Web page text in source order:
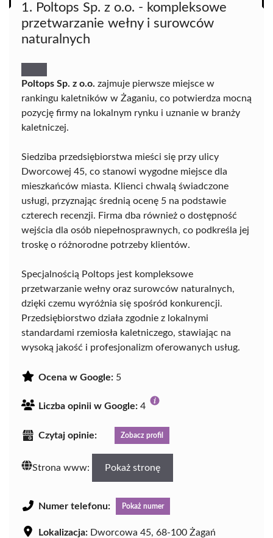
1. Poltops Sp. z o.o. - kompleksowe
przetwarzanie wełny i surowców
naturalnych
Poltops Sp. z o.o. zajmuje pierwsze miejsce w
rankingu kaletników w Żaganiu, co potwierdza mocną
pozycję firmy na lokalnym rynku i uznanie w branży
kaletniczej.
Siedziba przedsiębiorstwa mieści się przy ulicy
Dworcowej 45, co stanowi wygodne miejsce dla
mieszkańców miasta. Klienci chwalą świadczone
usługi, przyznając średnią ocenę 5 na podstawie
czterech recenzji. Firma dba również o dostępność
wejścia dla osób niepełnosprawnych, co podkreśla jej
troskę o różnorodne potrzeby klientów.
Specjalnością Poltops jest kompleksowe
przetwarzanie wełny oraz surowców naturalnych,
dzięki czemu wyróżnia się spośród konkurencji.
Przedsiębiorstwo działa zgodnie z lokalnymi
standardami rzemiosła kaletniczego, stawiając na
wysoką jakość i profesjonalizm oferowanych usług.
Ocena w Google: 5
Liczba opinii w Google: 4
Czytaj opinie: Zobacz profil
Strona www: Pokaż stronę
Numer telefonu: Pokaż numer
Lokalizacja: Dworcowa 45, 68-100 Żagań